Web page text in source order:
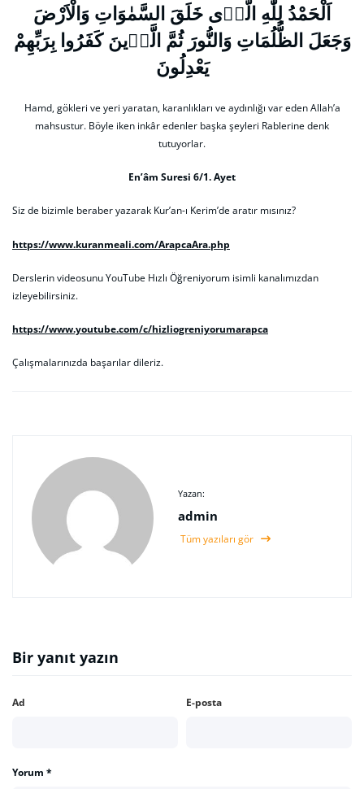
اَلْحَمْدُ لِلّٰهِ الَّذ۪ى خَلَقَ السَّمٰوَاتِ وَالْاَرْضَ
وَجَعَلَ الظُّلُمَاتِ وَالنُّورَ ثُمَّ الَّذ۪ينَ كَفَرُوا بِرَبِّهِمْ
يَعْدِلُونَ
Hamd, gökleri ve yeri yaratan, karanlıkları ve aydınlığı var eden Allah’a
mahsustur. Böyle iken inkâr edenler başka şeyleri Rablerine denk
tutuyorlar.
En’âm Suresi 6/1. Ayet
Siz de bizimle beraber yazarak Kur’an-ı Kerim’de aratır mısınız?
https://www.kuranmeali.com/ArapcaAra.php
Derslerin videosunu YouTube Hızlı Öğreniyorum isimli kanalımızdan
izleyebilirsiniz.
https://www.youtube.com/c/hizliogreniyorumarapca
Çalışmalarınızda başarılar dileriz.
Yazan:
admin
Tüm yazıları gör
Bir yanıt yazın
Ad E-posta
Yorum *